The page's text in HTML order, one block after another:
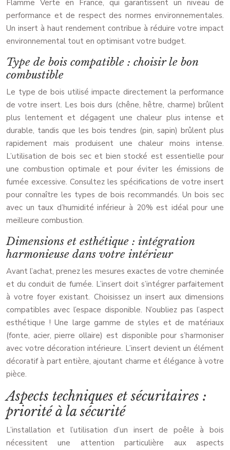
Flamme Verte en France, qui garantissent un niveau de
performance et de respect des normes environnementales.
Un insert à haut rendement contribue à réduire votre impact
environnemental tout en optimisant votre budget.
Type de bois compatible : choisir le bon
combustible
Le type de bois utilisé impacte directement la performance
de votre insert. Les bois durs (chêne, hêtre, charme) brûlent
plus lentement et dégagent une chaleur plus intense et
durable, tandis que les bois tendres (pin, sapin) brûlent plus
rapidement mais produisent une chaleur moins intense.
L’utilisation de bois sec et bien stocké est essentielle pour
une combustion optimale et pour éviter les émissions de
fumée excessive. Consultez les spécifications de votre insert
pour connaître les types de bois recommandés. Un bois sec
avec un taux d’humidité inférieur à 20% est idéal pour une
meilleure combustion.
Dimensions et esthétique : intégration
harmonieuse dans votre intérieur
Avant l’achat, prenez les mesures exactes de votre cheminée
et du conduit de fumée. L’insert doit s’intégrer parfaitement
à votre foyer existant. Choisissez un insert aux dimensions
compatibles avec l’espace disponible. N’oubliez pas l’aspect
esthétique ! Une large gamme de styles et de matériaux
(fonte, acier, pierre ollaire) est disponible pour s’harmoniser
avec votre décoration intérieure. L’insert devient un élément
décoratif à part entière, ajoutant charme et élégance à votre
pièce.
Aspects techniques et sécuritaires :
priorité à la sécurité
L’installation et l’utilisation d’un insert de poêle à bois
nécessitent une attention particulière aux aspects